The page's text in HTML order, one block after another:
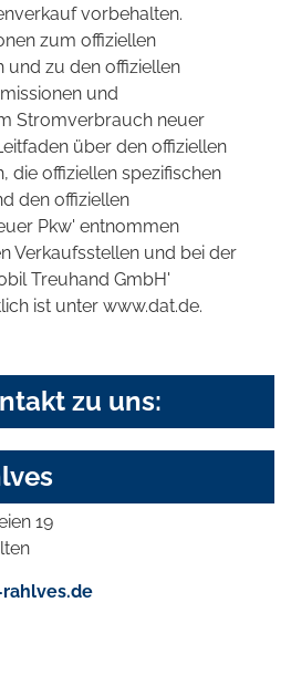
vorbehalten.
zum offiziellen
und zu den offiziellen
und
Stromverbrauch neuer
über den offiziellen
die offiziellen spezifischen
den offiziellen
Pkw' entnommen
Verkaufsstellen und bei der
Treuhand GmbH'
ist unter www.dat.de.
zu uns:
19